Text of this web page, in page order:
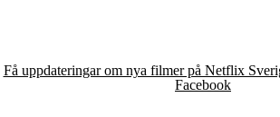
Få uppdateringar om nya filmer på Netflix
Facebook